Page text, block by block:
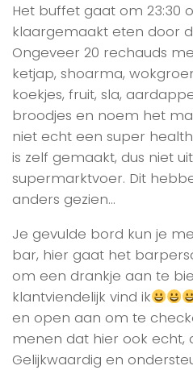
Het buffet gaat om 23:30
klaargemaakt eten door
Ongeveer 20 rechauds
ketjap, shoarma,
koekjes, fruit, sla,
broodjes en noem het
niet echt een super
is zelf gemaakt, dus niet
supermarktvoer. Dit
anders gezien…
Je gevulde bord kun je
bar, hier gaat het
om een drankje aan te
klantviendelijk vind ik
en open aan om te
menen dat hier ook echt,
Gelijkwaardig en